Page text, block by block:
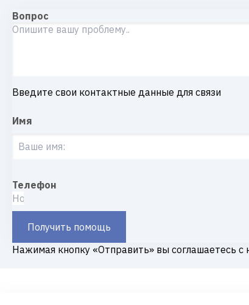
Вопрос
Введите свои контактные данные для связи
Имя
Телефон
Получить помощь
Нажимая кнопку «Отправить» вы соглашаетесь с